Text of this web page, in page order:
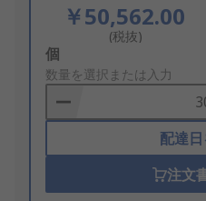
￥50,562.00
(税抜)
Add
to
Basket
個
数量を選択または入力
配達
注文